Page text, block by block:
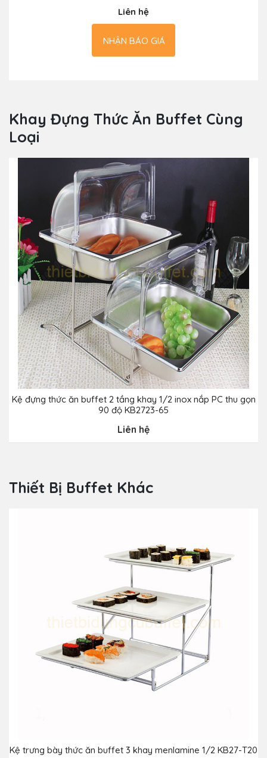
Liên hệ
NHẬN BÁO GIÁ
Khay Đựng Thức Ăn Buffet Cùng
Loại
Kệ đựng thức ăn buffet 2 tầng khay 1/2 inox nắp PC thu gọn
90 độ KB2723-65
Liên hệ
Thiết Bị Buffet Khác
Kệ trưng bày thức ăn buffet 3 khay menlamine 1/2 KB27-T20